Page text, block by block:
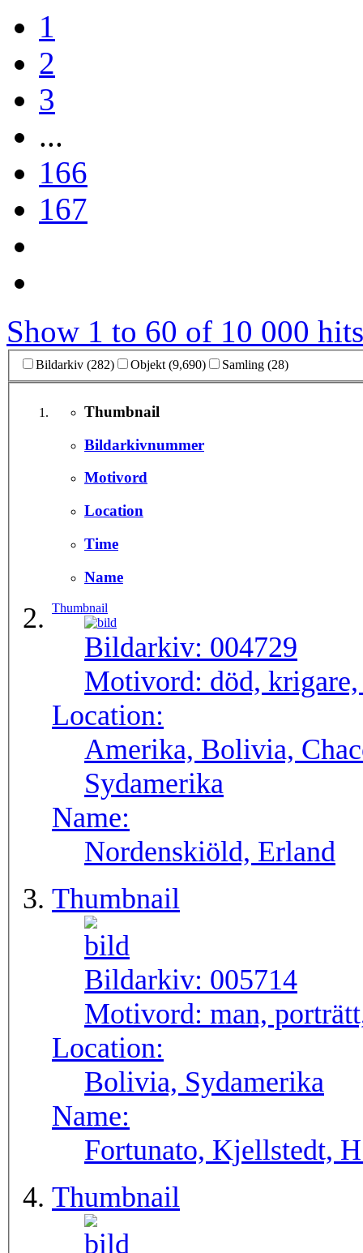
1
2
3
...
166
167
Show 1 to 60 of 10 000
Bildarkiv (282) Objekt (9,690) Samling (28)
Thumbnail
Bildarkivnummer
Motivord
Location
Time
Name
Thumbnail
Bildarkiv: 004729
Motivord: död,
Location:
Amerika, Bolivia,
Sydamerika
Name:
Nordenskiöld, Erland
Thumbnail
Bildarkiv: 005714
Motivord: man,
Location:
Bolivia, Sydamerika
Name:
Fortunato, Kjellstedt,
Thumbnail